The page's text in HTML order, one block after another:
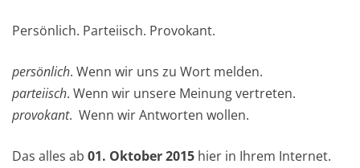
Persönlich. Parteiisch. Provokant.
persönlich. Wenn wir uns zu Wort melden.
parteiisch. Wenn wir unsere Meinung vertreten.
provokant. Wenn wir Antworten wollen.
Das alles ab 01. Oktober 2015 hier in Ihrem Internet.